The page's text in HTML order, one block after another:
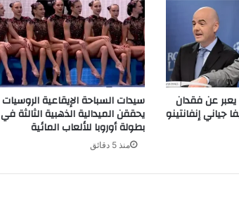
سيدات السباحة الإيقاعية الروسيات
يحققن الميدالية الذهبية الثالثة في
بطولة أوروبا للألعاب المائية
منذ 5 دقائق
يعبر عن فقدان
جياني إنفانتينو